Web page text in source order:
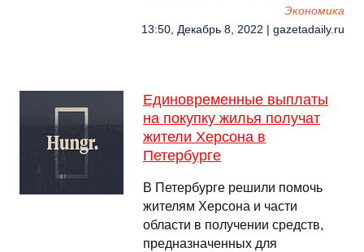
Экономика
13:50, Декабрь 8, 2022 | gazetadaily.ru
Единовременные выплаты
на покупку жилья получат
жители Херсона в
Петербурге
В Петербурге решили помочь
жителям Херсона и части
области в получении средств,
предназначенных для